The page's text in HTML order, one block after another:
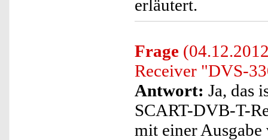
erläutert.
Frage
Receiver "DVS-
Antwort: Ja, das
SCART-DVB-T-
mit einer